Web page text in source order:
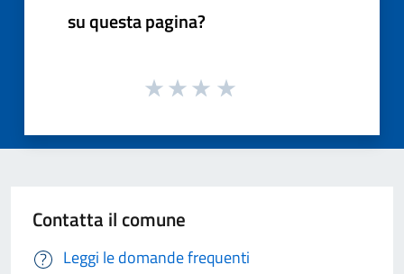
su questa pagina?
Contatta il comune
Leggi le domande frequenti